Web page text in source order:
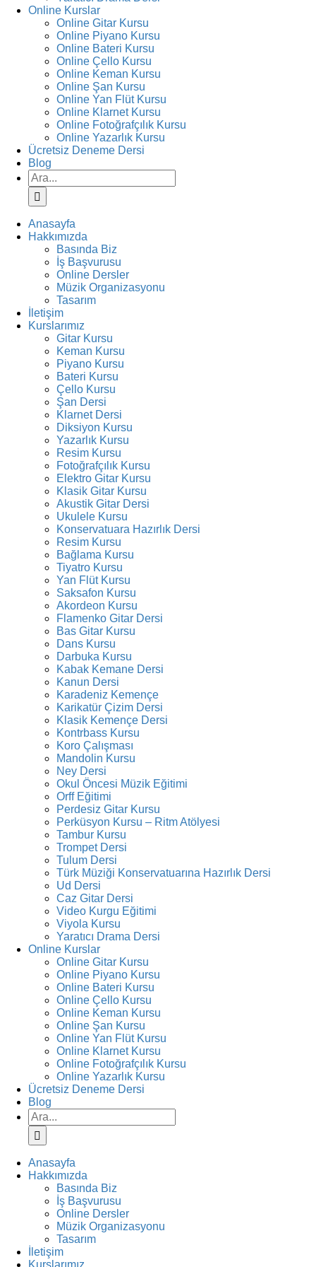
Online Kurslar
Online Gitar Kursu
Online Piyano Kursu
Online Bateri Kursu
Online Çello Kursu
Online Keman Kursu
Online Şan Kursu
Online Yan Flüt Kursu
Online Klarnet Kursu
Online Fotoğrafçılık Kursu
Online Yazarlık Kursu
Ücretsiz Deneme Dersi
Blog
Ara:
Anasayfa
Hakkımızda
Basında Biz
İş Başvurusu
Online Dersler
Müzik Organizasyonu
Tasarım
İletişim
Kurslarımız
Gitar Kursu
Keman Kursu
Piyano Kursu
Bateri Kursu
Çello Kursu
Şan Dersi
Klarnet Dersi
Diksiyon Kursu
Yazarlık Kursu
Resim Kursu
Fotoğrafçılık Kursu
Elektro Gitar Kursu
Klasik Gitar Kursu
Akustik Gitar Dersi
Ukulele Kursu
Konservatuara Hazırlık Dersi
Resim Kursu
Bağlama Kursu
Tiyatro Kursu
Yan Flüt Kursu
Saksafon Kursu
Akordeon Kursu
Flamenko Gitar Dersi
Bas Gitar Kursu
Dans Kursu
Darbuka Kursu
Kabak Kemane Dersi
Kanun Dersi
Karadeniz Kemençe
Karikatür Çizim Dersi
Klasik Kemençe Dersi
Kontrbass Kursu
Koro Çalışması
Mandolin Kursu
Ney Dersi
Okul Öncesi Müzik Eğitimi
Orff Eğitimi
Perdesiz Gitar Kursu
Perküsyon Kursu – Ritm Atölyesi
Tambur Kursu
Trompet Dersi
Tulum Dersi
Türk Müziği Konservatuarına Hazırlık Dersi
Ud Dersi
Caz Gitar Dersi
Video Kurgu Eğitimi
Viyola Kursu
Yaratıcı Drama Dersi
Online Kurslar
Online Gitar Kursu
Online Piyano Kursu
Online Bateri Kursu
Online Çello Kursu
Online Keman Kursu
Online Şan Kursu
Online Yan Flüt Kursu
Online Klarnet Kursu
Online Fotoğrafçılık Kursu
Online Yazarlık Kursu
Ücretsiz Deneme Dersi
Blog
Ara:
Anasayfa
Hakkımızda
Basında Biz
İş Başvurusu
Online Dersler
Müzik Organizasyonu
Tasarım
İletişim
Kurslarımız